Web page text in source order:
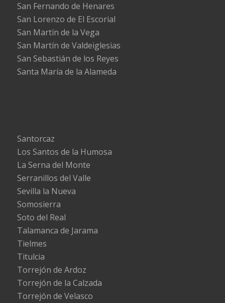
San Fernando de Henares
San Lorenzo de El Escorial
San Martín de la Vega
San Martín de Valdeiglesias
San Sebastián de los Reyes
Santa María de la Alameda
Santorcaz
Los Santos de la Humosa
La Serna del Monte
Serranillos del Valle
Sevilla la Nueva
Somosierra
Soto del Real
Talamanca de Jarama
Tielmes
Titulcia
Torrejón de Ardoz
Torrejón de la Calzada
Torrejón de Velasco